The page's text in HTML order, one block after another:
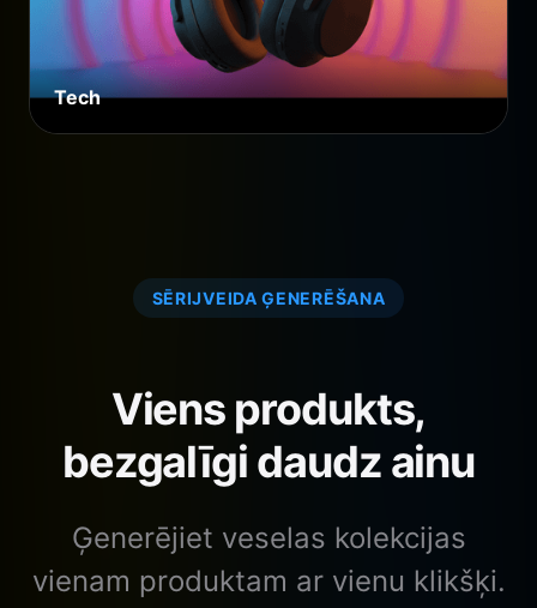
Tech
SĒRIJVEIDA ĢENERĒŠANA
Viens produkts,
bezgalīgi daudz ainu
Ģenerējiet veselas kolekcijas
vienam produktam ar vienu klikšķi.